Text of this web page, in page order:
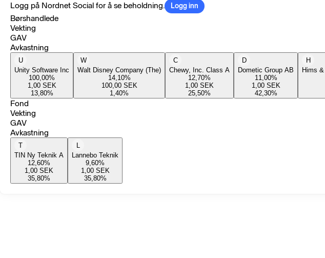
Logg på Nordnet Social for å se beholdning. Logg inn
Børshandlede
Vekting
GAV
Avkastning
U
Unity Software Inc
100,00%
1,00 SEK
13,80%
W
Walt Disney Company (The)
14,10%
100,00 SEK
1,40%
C
Chewy, Inc. Class A
12,70%
1,00 SEK
25,50%
D
Dometic Group AB
11,00%
1,00 SEK
42,30%
H
Hims
Fond
Vekting
GAV
Avkastning
T
TIN Ny Teknik A
12,60%
1,00 SEK
35,80%
L
Lannebo Teknik
9,60%
1,00 SEK
35,80%